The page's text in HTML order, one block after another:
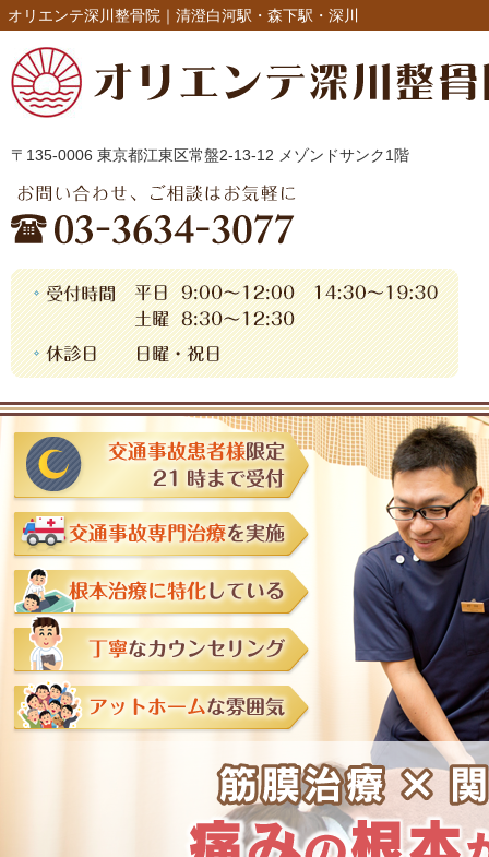
オリエンテ深川整骨院｜清澄白河駅・森下駅・深川
〒135-0006 東京都江東区常盤2-13-12 メゾンドサンク1階